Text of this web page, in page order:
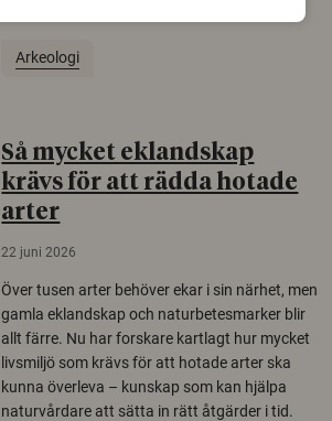
Arkeologi
Så mycket eklandskap
krävs för att rädda hotade
arter
22 juni 2026
Över tusen arter behöver ekar i sin närhet, men
gamla eklandskap och naturbetesmarker blir
allt färre. Nu har forskare kartlagt hur mycket
livsmiljö som krävs för att hotade arter ska
kunna överleva – kunskap som kan hjälpa
naturvårdare att sätta in rätt åtgärder i tid.